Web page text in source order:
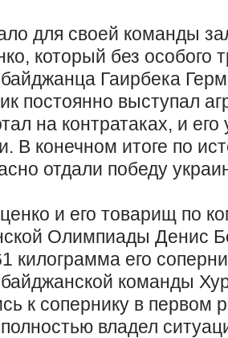
для своей команды
который без особого
Гаирбека
постоянно выступал
на контратаках, и
В конечном итоге по
отдали победу
и его товарищ по
Олимпиады Денис
килограмма его
команды
к сопернику в первом
владел